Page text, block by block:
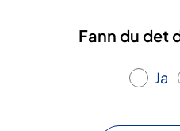
Fann du det
Ja